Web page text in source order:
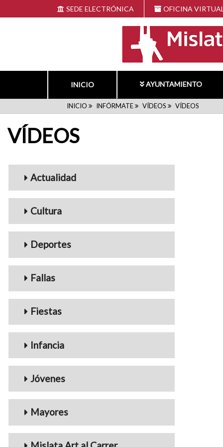
al
SEDE ELECTRÓNICA OFICINA
INICIO AYUNTAMIENTO
RUTA
DE
NAVEGACIÓN
INICIO INFÓRMATE VÍDEOS VÍDEOS
VÍDEOS
Menu_Videos
Actualidad
Cultura
Deportes
Fallas
Fiestas
Infancia
Jóvenes
Mayores